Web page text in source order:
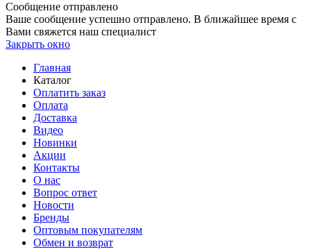
Сообщение отправлено
Ваше сообщение успешно отправлено. В ближайшее время с
Вами свяжется наш специалист
Закрыть окно
Главная
Каталог
Оплатить заказ
Оплата
Доставка
Видео
Новинки
Акции
Контакты
О нас
Вопрос ответ
Новости
Бренды
Оптовым покупателям
Обмен и возврат